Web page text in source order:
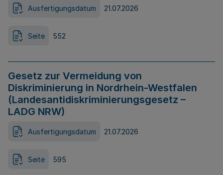
Ausfertigungsdatum 21.07.2026
Seite 552
Gesetz zur Vermeidung von
Diskriminierung in Nordrhein-Westfalen
(Landesantidiskriminierungsgesetz –
LADG NRW)
Ausfertigungsdatum 21.07.2026
Seite 595